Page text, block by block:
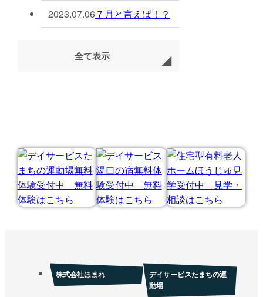
2023.07.06７月と言えば！？
全て表示
株式会社ほまれ
デイサービスたまちの運
動場